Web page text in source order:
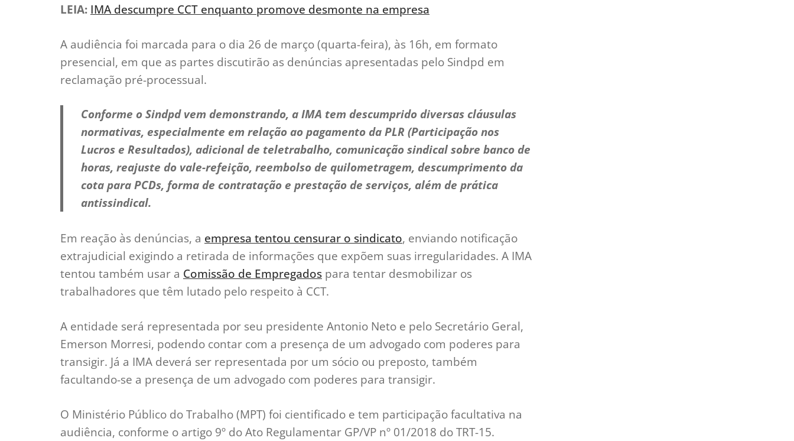
LEIA: IMA descumpre CCT enquanto promove desmonte na empresa
A audiência foi marcada para o dia 26 de março (quarta-feira), às 16h, em formato
presencial, em que as partes discutirão as denúncias apresentadas pelo Sindpd em
reclamação pré-processual.
Conforme o Sindpd vem demonstrando, a IMA tem descumprido diversas cláusulas
normativas, especialmente em relação ao pagamento da PLR (Participação nos
Lucros e Resultados), adicional de teletrabalho, comunicação sindical sobre banco de
horas, reajuste do vale-refeição, reembolso de quilometragem, descumprimento da
cota para PCDs, forma de contratação e prestação de serviços, além de prática
antissindical.
Em reação às denúncias, a empresa tentou censurar o sindicato, enviando notificação
extrajudicial exigindo a retirada de informações que expõem suas irregularidades. A IMA
tentou também usar a Comissão de Empregados para tentar desmobilizar os
trabalhadores que têm lutado pelo respeito à CCT.
A entidade será representada por seu presidente Antonio Neto e pelo Secretário Geral,
Emerson Morresi, podendo contar com a presença de um advogado com poderes para
transigir. Já a IMA deverá ser representada por um sócio ou preposto, também
facultando-se a presença de um advogado com poderes para transigir.
O Ministério Público do Trabalho (MPT) foi cientificado e tem participação facultativa na
audiência, conforme o artigo 9º do Ato Regulamentar GP/VP nº 01/2018 do TRT-15.